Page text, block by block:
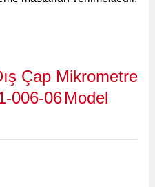
Çap Mikrometre
006-06Model